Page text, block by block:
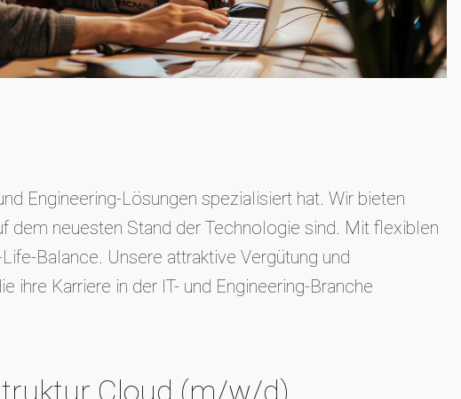
Engineering-Lösungen spezialisiert hat. Wir bieten
neuesten Stand der Technologie sind. Mit flexiblen
Balance. Unsere attraktive Vergütung und
Karriere in der IT- und Engineering-Branche
Cloud (m/w/d)